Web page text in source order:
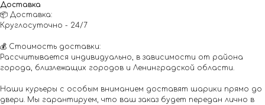
Доставка
📦 Доставка:
Круглосуточно - 24/7
💰 Стоимость доставки:
Рассчитывается индивидуально, в зависимости от района
города, близлежащих городов и Ленинградской области.
Наши курьеры с особым вниманием доставят шарики прямо до
двери. Мы гарантируем, что ваш заказ будет передан лично в